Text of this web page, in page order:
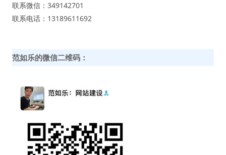
联系微信：349142701
联系电话：13189611692
范如乐的微信二维码：